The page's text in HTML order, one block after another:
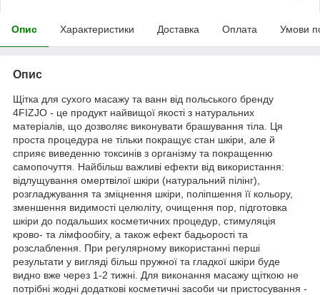
Опис Характеристики Доставка Оплата Умови
Опис
Щітка для сухого масажу та ванн від польського бренду
4FIZJO - це продукт найвищої якості з натуральних
матеріалів, що дозволяє виконувати брашування тіла. Ця
проста процедура не тільки покращує стан шкіри, але й
сприяє виведенню токсинів з організму та покращенню
самопочуття. Найбільш важливі ефекти від використання:
відлущування омертвілої шкіри (натуральний пілінг),
розгладжування та зміцнення шкіри, поліпшення її кольору,
зменшення видимості целюліту, очищення пор, підготовка
шкіри до подальших косметичних процедур, стимуляція
крово- та лімфообігу, а також ефект бадьорості та
розслаблення. При регулярному використанні перші
результати у вигляді більш пружної та гладкої шкіри буде
видно вже через 1-2 тижні. Для виконання масажу щіткою не
потрібні жодні додаткові косметичні засоби чи пристосування -